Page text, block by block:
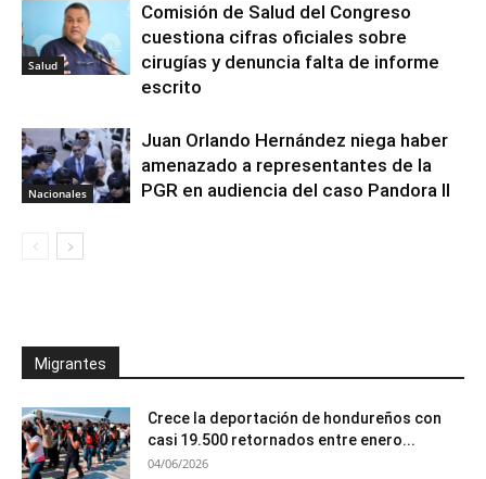
Salud
Comisión de Salud del Congreso
cuestiona cifras oficiales sobre
cirugías y denuncia falta de informe
escrito
Nacionales
Juan Orlando Hernández niega haber
amenazado a representantes de la
PGR en audiencia del caso Pandora II
Migrantes
Crece la deportación de hondureños con
casi 19.500 retornados entre enero...
04/06/2026